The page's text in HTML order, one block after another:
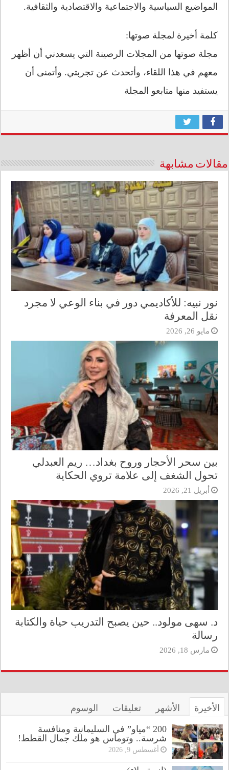
المواضيع السياسية والاجتماعية والاقتصادية والثقافية.
كلمة أخيرة لمجلة صوتها:
مجلة صوتها من المجلات الرصينة التي يسعدني أن أظهر
معهم في هذا اللقاء، وأتحدث عن تجربتي. وأتمنى أن
يستفيد منها متابعو المجلة
مقالات مشابهة
نور نبيه: للأكاديمي دور في بناء الوعي لا مجرد
نقل المعرفة
مايو 26, 2026
بين سحر الأحجار وروح بغداد… ريم العبدلي
تحول الشغف إلى علامة تروي الحكاية
أبريل 21, 2026
د. سهى مولود.. حين يصبح التدريب حياة والكتابة
رسالة
مارس 18, 2026
الأخيرة الأشهر تعليقات الوسوم
200 “مياو” في السليمانية ومنافسة
شرسة.. وتوماس هو ملك جمال القطط!
أغسطس 9, 2026